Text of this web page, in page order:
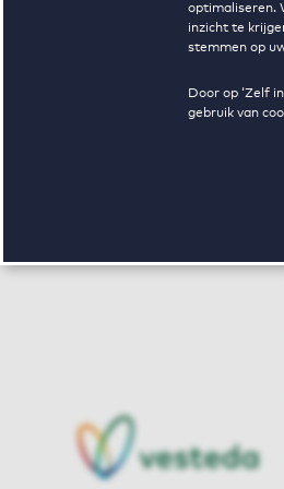
optimaliseren.
inzicht te
stemmen op
Door op ‘Zelf
gebruik van